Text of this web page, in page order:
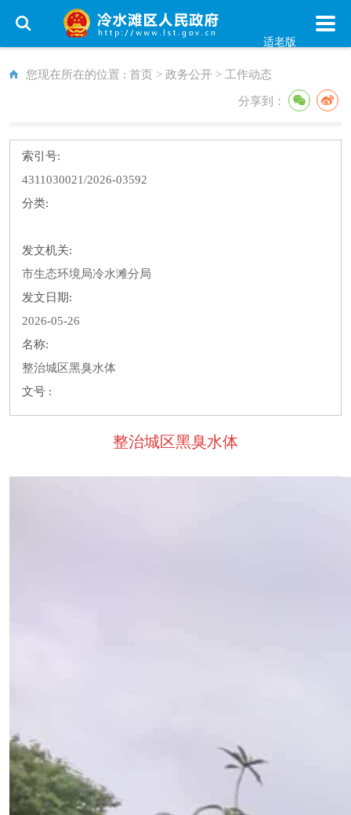
适老版
您现在所在的位置 : 首页 > 政务公开 > 工作动态
分享到：
索引号:
4311030021/2026-03592
分类:
发文机关:
市生态环境局冷水滩分局
发文日期:
2026-05-26
名称:
整治城区黑臭水体
文号 :
整治城区黑臭水体